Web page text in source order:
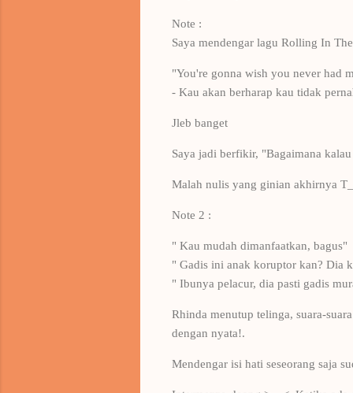
Note :
Saya mendengar lagu Rolling In
"You're gonna wish you never had
- Kau akan berharap kau tidak
Jleb banget
Saya jadi berfikir, "Bagaimana
Malah nulis yang ginian akhirnya
Note 2 :
" Kau mudah dimanfaatkan, bagus"
" Gadis ini anak koruptor kan? Dia
" Ibunya pelacur, dia pasti gadis
Rhinda menutup telinga, suara-
dengan nyata!.
Mendengar isi hati seseorang saja